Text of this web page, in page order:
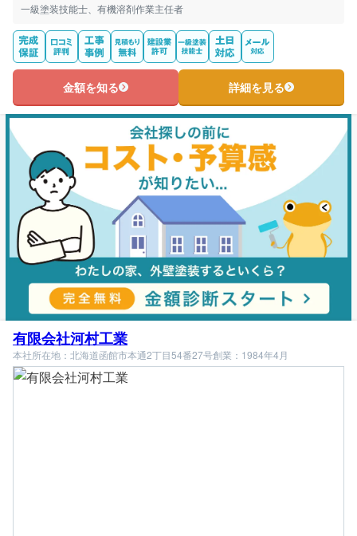
一級塗装技能士、有機溶剤作業主任者
金額を知る 詳細を見る
有限会社河村工業
本社所在地：北海道函館市本通2丁目54番27号創業：1984年4月